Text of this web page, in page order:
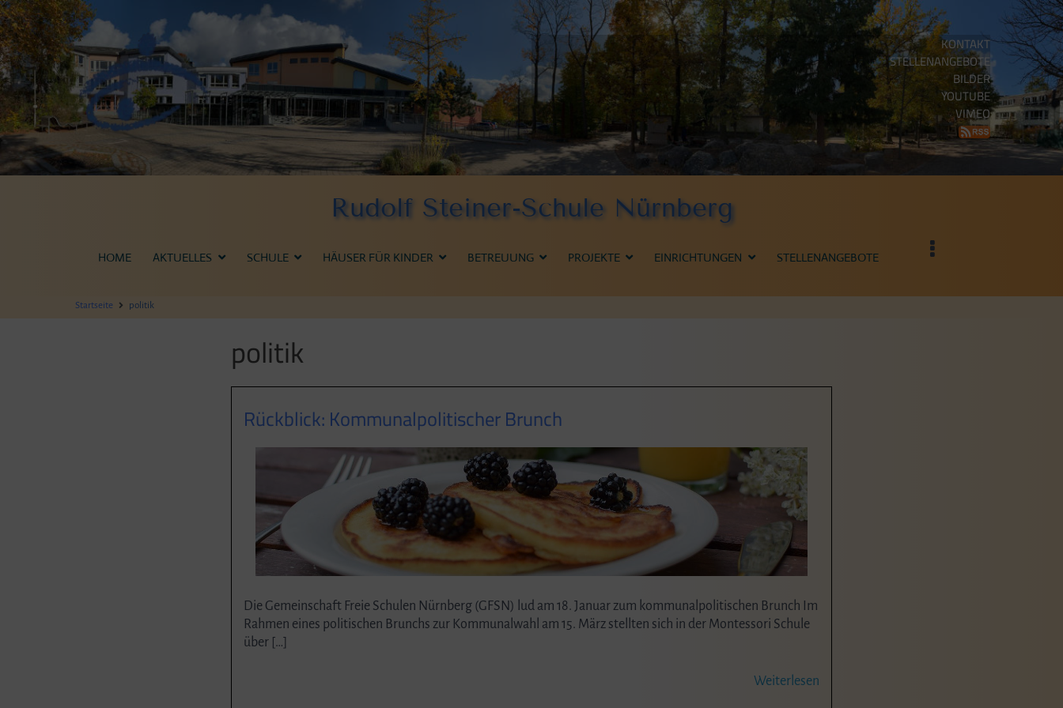
Zum
Inhalt
springen
KONTAKT
STELLENANGEBOTE
BILDER
YOUTUBE
VIMEO
Rudolf Steiner-Schule Nürnberg
HOME AKTUELLES SCHULE HÄUSER FÜR KINDER BETREUUNG PROJEKTE EINRICHTUNGEN STELLENANGEBOTE
Startseite politik
politik
Rückblick: Kommunalpolitischer Brunch
Die Gemeinschaft Freie Schulen Nürnberg (GFSN) lud am 18. Januar zum kommunalpolitischen Brunch Im
Rahmen eines politischen Brunchs zur Kommunalwahl am 15. März stellten sich in der Montessori Schule
über […]
Weiterlesen